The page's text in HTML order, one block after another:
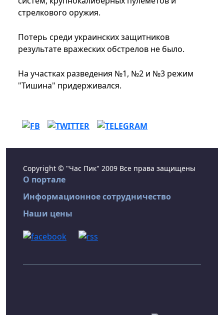
стрелкового оружия.
Потерь среди украинских защитников
результате вражеских обстрелов не было.
На участках разведения №1, №2 и №3 режим
"Тишина" придерживался.
Copyright © "Час Пик" 2009 Все права защищены
О портале
Информационное сотрудничество
Наши цены